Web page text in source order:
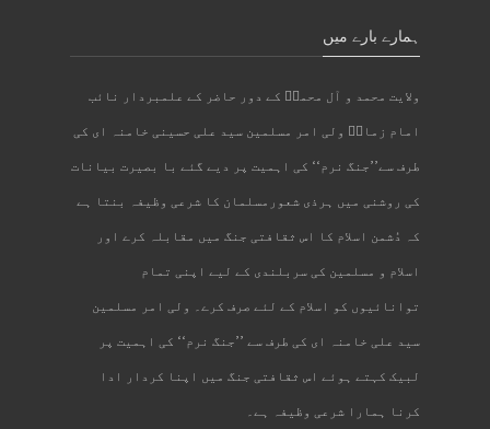
ہمارے بارے میں
ولایت محمد و آل محمدؐ کے دور حاضر کے علمبردار نائب
امام زمانؑ ولی امر مسلمین سید علی حسینی خامنہ ای کی
طرف سے’’جنگ نرم‘‘ کی اہمیت پر دیے گئے با بصیرت بیانات
کی روشنی میں ہرذی شعورمسلمان کا شرعی وظیفہ بنتا ہے
کہ دُشمن اسلام کا اس ثقافتی جنگ میں مقابلہ کرے اور
اسلام و مسلمین کی سربلندی کے لیے اپنی تمام
توانائیوں کو اسلام کے لئے صرف کرے۔ ولی امر مسلمین
سید علی خامنہ ای کی طرف سے ’’جنگ نرم‘‘ کی اہمیت پر
لبیک کہتے ہوئے اس ثقافتی جنگ میں اپنا کردار ادا
کرنا ہمارا شرعی وظیفہ ہے۔